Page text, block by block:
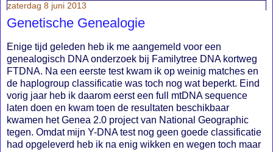
zaterdag 8 juni 2013
Genetische Genealogie
Enige tijd geleden heb ik me aangemeld voor een
genealogisch DNA onderzoek bij Familytree DNA kortweg
FTDNA. Na een eerste test kwam ik op weinig matches en
de haplogroup classificatie was toch nog wat beperkt. Eind
vorig jaar heb ik daarom eerst een full mtDNA sequence
laten doen en kwam toen de resultaten beschikbaar
kwamen het Genea 2.0 project van National Geographic
tegen. Omdat mijn Y-DNA test nog geen goede classificatie
had opgeleverd heb ik na enig wikken en wegen toch maar